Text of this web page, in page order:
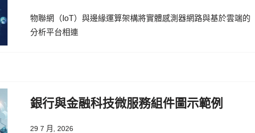
物聯網（IoT）與邊緣運算架構將實體感測器網路與基於雲端的
分析平台相連
銀行與金融科技微服務組件圖示範例
29 7 月, 2026